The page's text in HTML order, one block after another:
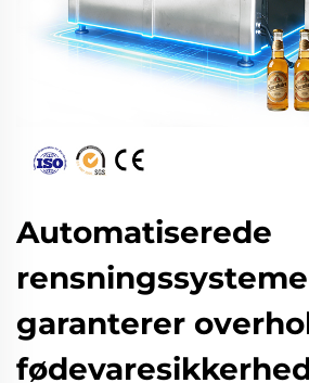
Automatiserede
garanterer